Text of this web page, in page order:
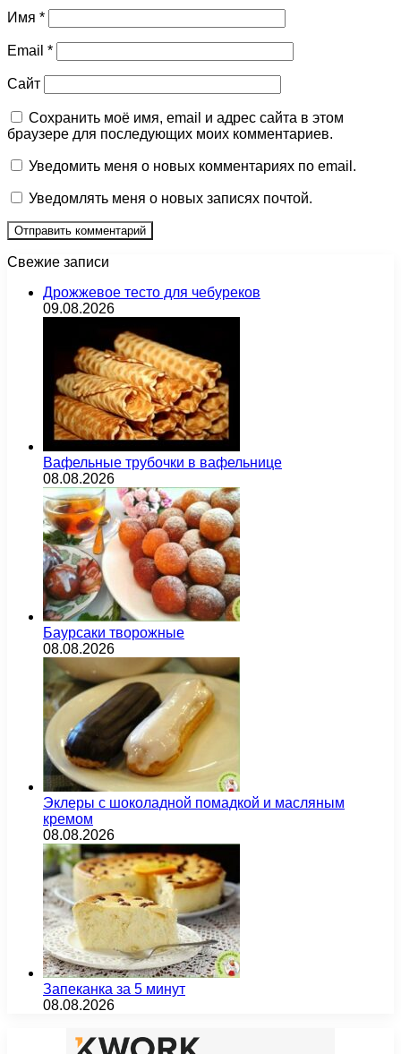
Имя *
Email *
Сайт
Сохранить моё имя, email и адрес сайта в этом
браузере для последующих моих комментариев.
Уведомить меня о новых комментариях по email.
Уведомлять меня о новых записях почтой.
Свежие записи
Дрожжевое тесто для чебуреков
09.08.2026
Вафельные трубочки в вафельнице
08.08.2026
Баурсаки творожные
08.08.2026
Эклеры с шоколадной помадкой и масляным
кремом
08.08.2026
Запеканка за 5 минут
08.08.2026